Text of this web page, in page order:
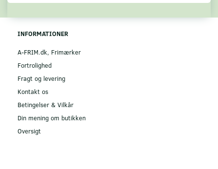
INFORMATIONER
A-FRIM.dk, Frimærker
Fortrolighed
Fragt og levering
Kontakt os
Betingelser & Vilkår
Din mening om butikken
Oversigt